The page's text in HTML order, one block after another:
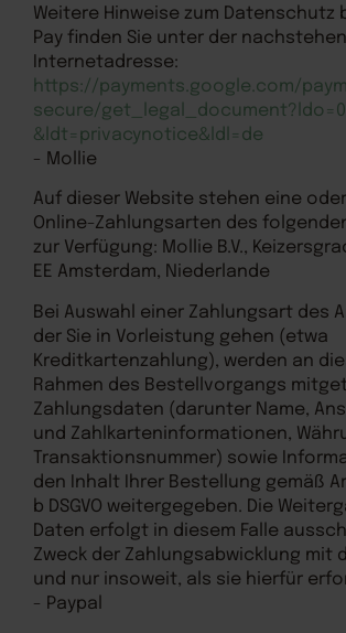
Weitere Hinweise zum Datenschutz
Pay finden Sie unter der
Internetadresse:
https://payments.google.com/
secure/get_legal_document?ldo=0
&ldt=privacynotice&ldl=de
- Mollie
Auf dieser Website stehen eine
Online-Zahlungsarten des
zur Verfügung: Mollie B.V.,
EE Amsterdam, Niederlande
Bei Auswahl einer Zahlungsart des
der Sie in Vorleistung gehen (etwa
Kreditkartenzahlung), werden an
Rahmen des Bestellvorgangs
Zahlungsdaten (darunter Name,
und Zahlkarteninformationen,
Transaktionsnummer) sowie
den Inhalt Ihrer Bestellung gemäß
b DSGVO weitergegeben. Die
Daten erfolgt in diesem Falle
Zweck der Zahlungsabwicklung mit
und nur insoweit, als sie hierfür
- Paypal